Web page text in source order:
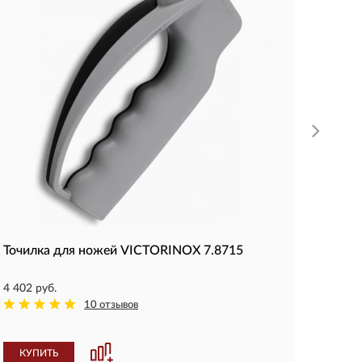
Точилка для ножей VICTORINOX 7.8715
4 402 руб.
10 отзывов
КУПИТЬ